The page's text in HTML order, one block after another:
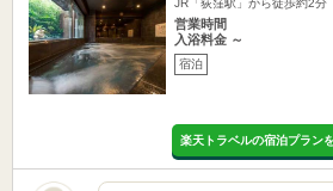
JR「荻窪駅」から徒歩約2分
営業時間
入浴料金 ～
宿泊
楽天トラベルの宿泊プラン